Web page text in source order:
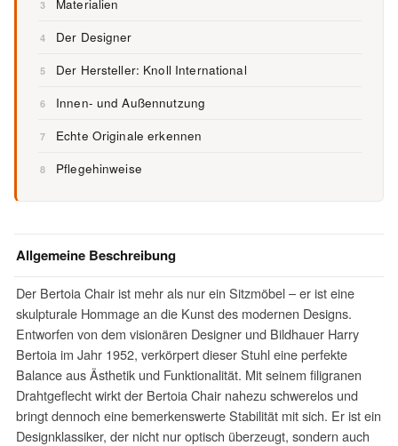
3 Materialien
4 Der Designer
5 Der Hersteller: Knoll International
6 Innen- und Außennutzung
7 Echte Originale erkennen
8 Pflegehinweise
Allgemeine Beschreibung
Der Bertoia Chair ist mehr als nur ein Sitzmöbel – er ist eine
skulpturale Hommage an die Kunst des modernen Designs.
Entworfen von dem visionären Designer und Bildhauer Harry
Bertoia im Jahr 1952, verkörpert dieser Stuhl eine perfekte
Balance aus Ästhetik und Funktionalität. Mit seinem filigranen
Drahtgeflecht wirkt der Bertoia Chair nahezu schwerelos und
bringt dennoch eine bemerkenswerte Stabilität mit sich. Er ist ein
Designklassiker, der nicht nur optisch überzeugt, sondern auch